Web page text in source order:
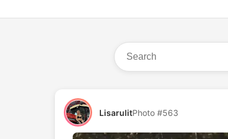
LisarulitPhoto #563